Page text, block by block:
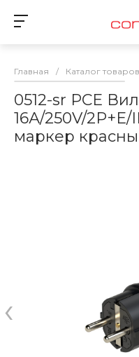
Главная / Каталог товаров
0512-sr PCE
16А/250V/
маркер
‹